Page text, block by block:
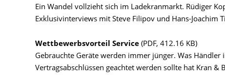
Ein Wandel vollzieht sich im Ladekranmarkt. Rüdiger
Exklusivinterviews mit Steve Filipov und Hans-Joachim
Wettbewerbsvorteil Service (PDF, 412.16 KB)
Gebrauchte Geräte werden immer jünger. Was
Vertragsabschlüssen geachtet werden sollte hat Kran &